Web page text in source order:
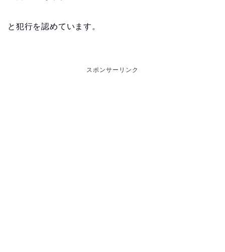
と犯行を認めています。
スポンサーリンク